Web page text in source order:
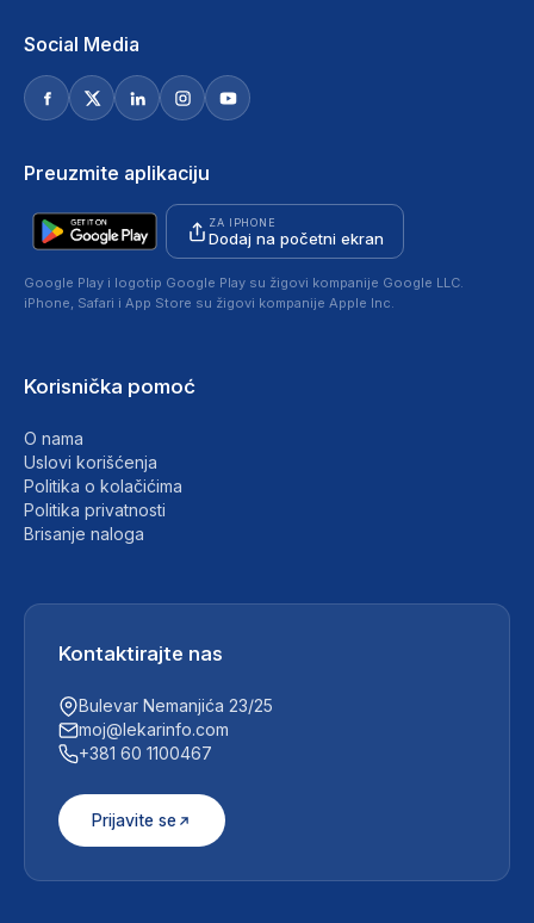
Social Media
Preuzmite aplikaciju
ZA IPHONE
Dodaj na početni ekran
Google Play i logotip Google Play su žigovi kompanije Google LLC.
iPhone, Safari i App Store su žigovi kompanije Apple Inc.
Korisnička pomoć
O nama
Uslovi korišćenja
Politika o kolačićima
Politika privatnosti
Brisanje naloga
Kontaktirajte nas
Bulevar Nemanjića 23/25
moj@lekarinfo.com
+381 60 1100467
Prijavite se